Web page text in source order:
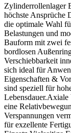
Zylinderrollenlager
höchste Ansprüche
die optimale Wahl
Belastungen und
Bauform mit zwei
bordlosen
Verschiebbarkeit
sich ideal für
Eigenschaften &
sind speziell für
eine
Verspannungen
für exzellente